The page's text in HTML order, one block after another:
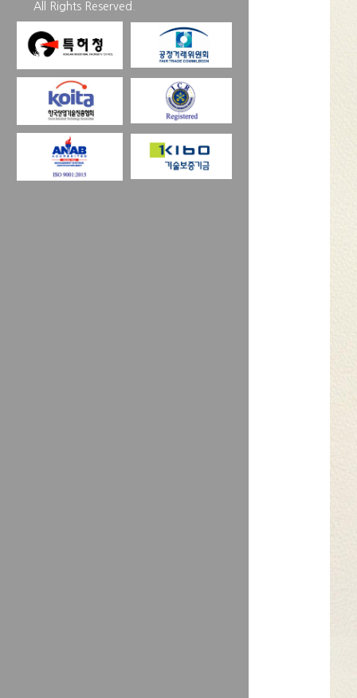
All Rights Reserved.